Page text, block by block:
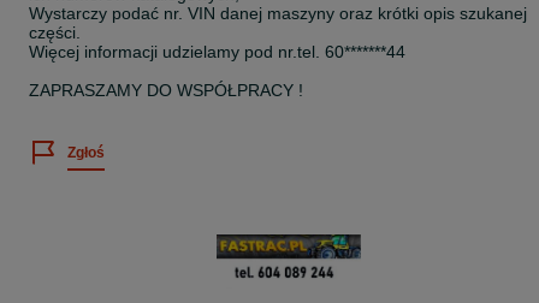
Wystarczy podać nr. VIN danej maszyny oraz krótki opis szukanej
części.
Więcej informacji udzielamy pod nr.tel. 60*******44
ZAPRASZAMY DO WSPÓŁPRACY !
Zgłoś